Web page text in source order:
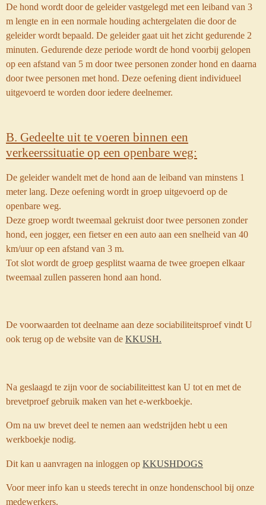
De hond wordt door de geleider vastgelegd met een leiband van 3
m lengte en in een normale houding achtergelaten die door de
geleider wordt bepaald. De geleider gaat uit het zicht gedurende 2
minuten. Gedurende deze periode wordt de hond voorbij gelopen
op een afstand van 5 m door twee personen zonder hond en daarna
door twee personen met hond. Deze oefening dient individueel
uitgevoerd te worden door iedere deelnemer.
B. Gedeelte uit te voeren binnen een
verkeerssituatie op een openbare weg:
De geleider wandelt met de hond aan de leiband van minstens 1
meter lang. Deze oefening wordt in groep uitgevoerd op de
openbare weg.
Deze groep wordt tweemaal gekruist door twee personen zonder
hond, een jogger, een fietser en een auto aan een snelheid van 40
km/uur op een afstand van 3 m.
Tot slot wordt de groep gesplitst waarna de twee groepen elkaar
tweemaal zullen passeren hond aan hond.
De voorwaarden tot deelname aan deze sociabiliteitsproef vindt U
ook terug op de website van de KKUSH.
Na geslaagd te zijn voor de sociabiliteittest kan U tot en met de
brevetproef gebruik maken van het e-werkboekje.
Om na uw brevet deel te nemen aan wedstrijden hebt u een
werkboekje nodig.
Dit kan u aanvragen na inloggen op KKUSHDOGS
Voor meer info kan u steeds terecht in onze hondenschool bij onze
medewerkers.